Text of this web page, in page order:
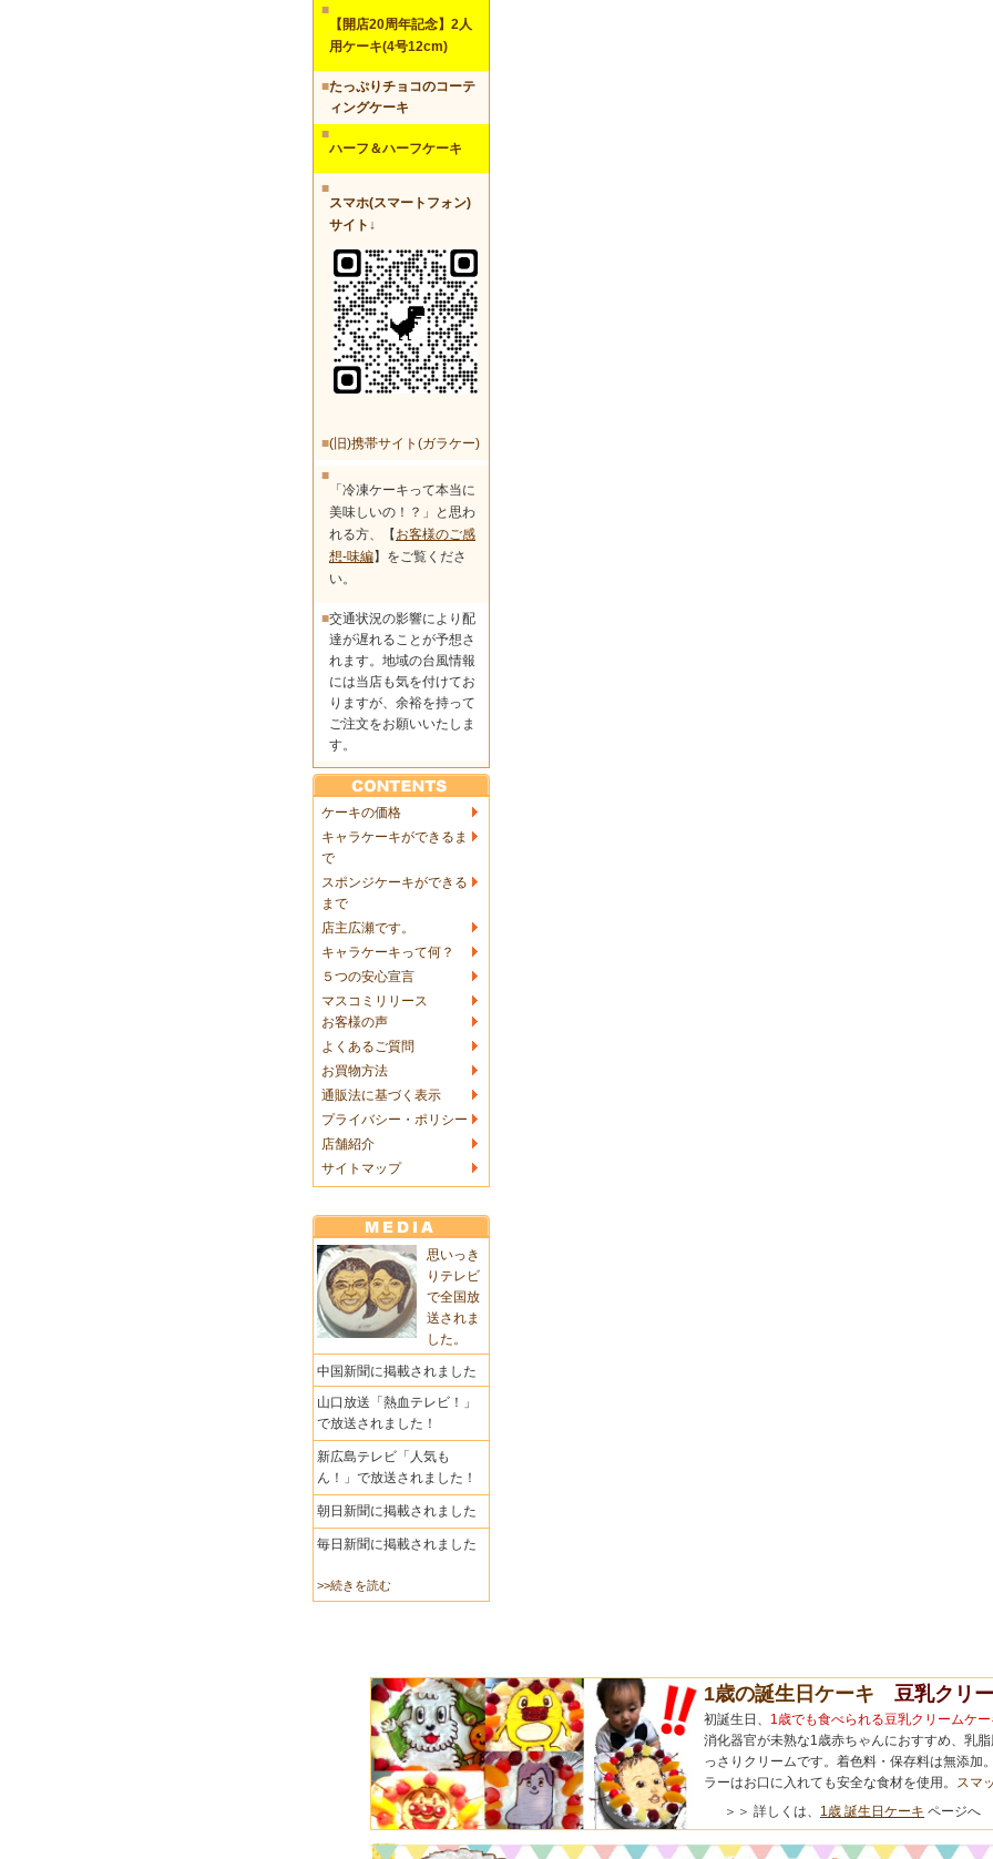
■
【開店20周年記念】2人
用ケーキ(4号12cm)
■たっぷりチョコのコーテ
ィングケーキ
■
ハーフ＆ハーフケーキ
■
スマホ(スマートフォン)
サイト↓
■(旧)携帯サイト(ガラケー)
■
「冷凍ケーキって本当に
美味しいの！？」と思わ
れる方、【 お客様のご感
想-味編】をご覧くださ
い。
■交通状況の影響により配
達が遅れることが予想さ
れます。地域の台風情報
には当店も気を付けてお
りますが、余裕を持って
ご注文をお願いいたしま
す。
ケーキの価格
キャラケーキができるま
で
スポンジケーキができる
まで
店主広瀬です。
キャラケーキって何？
５つの安心宣言
マスコミリリース
お客様の声
よくあるご質問
お買物方法
通販法に基づく表示
プライバシー・ポリシー
店舗紹介
サイトマップ
思いっき
りテレビ
で全国放
送されま
した。
中国新聞に掲載されました
山口放送「熱血テレビ！」
で放送されました！
新広島テレビ「人気も
ん！」で放送されました！
朝日新聞に掲載されました
毎日新聞に掲載されました
>>続きを読む
1歳の誕生日ケーキ 豆乳クリ
初誕生日、 1歳でも食べられる豆乳クリームケ
消化器官が未熟な1歳赤ちゃんにおすすめ、乳
っさりクリームです。着色料・保存料は無添加
ラーはお口に入れても安全な食材を使用。 スマ
＞＞ 詳しくは、 1歳 誕生日ケーキ ページへ